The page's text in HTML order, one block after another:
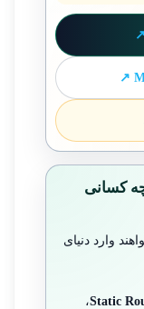
کسانی
وارد دنیای
Static،